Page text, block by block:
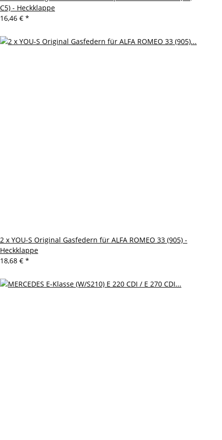
C5) - Heckklappe
16,46 € *
2 x YOU-S Original Gasfedern für ALFA ROMEO 33 (905) -
Heckklappe
18,68 € *